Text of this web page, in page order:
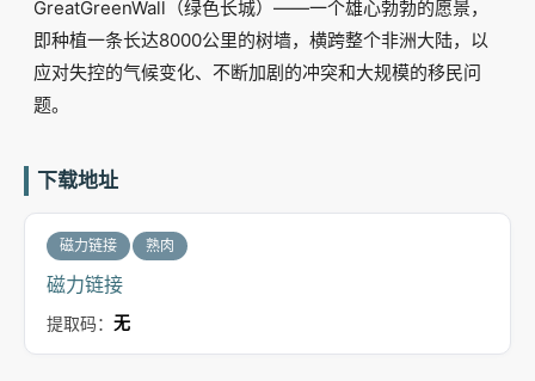
GreatGreenWall（绿色长城）——一个雄心勃勃的愿景，
即种植一条长达8000公里的树墙，横跨整个非洲大陆，以
应对失控的气候变化、不断加剧的冲突和大规模的移民问
题。
下载地址
磁力链接 熟肉
磁力链接
提取码： 无